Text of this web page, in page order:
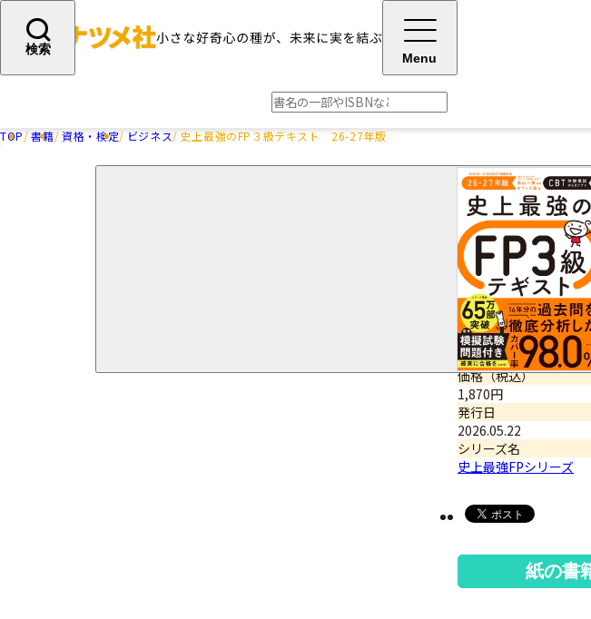
検索
Menu
TOP 書籍 資格・検定 ビジネス 史上最強のFP３級テキスト 26-27年版
史上最強
高山 一恵＝監修
オフィス海＝著
サイズ・ページ数
A5判・432ページ
ISBNコード
9784816378874
価格（税込）
1,870円
発行日
2026.05.22
シリーズ名
史上最強FPシリーズ
紙の書